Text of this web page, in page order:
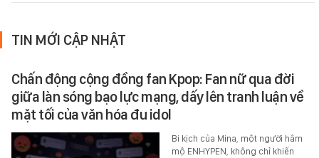
TIN MỚI CẬP NHẬT
Chấn động cộng đồng fan Kpop: Fan nữ qua đời
giữa làn sóng bạo lực mạng, dấy lên tranh luận về
mặt tối của văn hóa đu idol
Bi kịch của Mina, một người hâm
mộ ENHYPEN, không chỉ khiến